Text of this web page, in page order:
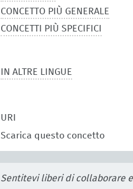
CONCETTO PIÙ GENERALE
CONCETTI PIÙ SPECIFICI
IN ALTRE LINGUE
URI
Scarica questo concetto
Sentitevi liberi di collaborare